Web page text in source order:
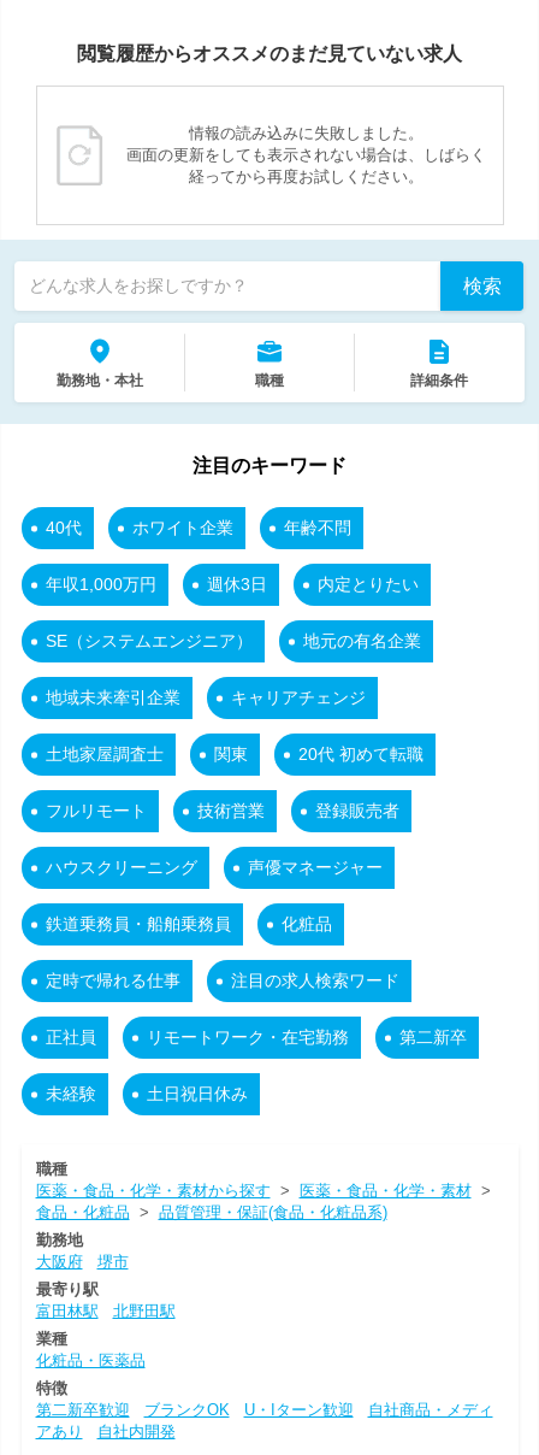
閲覧履歴からオススメのまだ見ていない求人
情報の読み込みに失敗しました。
画面の更新をしても表示されない場合は、しばらく
経ってから再度お試しください。
どんな求人をお探しですか？ 検索
勤務地・本社 職種 詳細条件
注目のキーワード
40代 ホワイト企業 年齢不問
年収1,000万円 週休3日 内定とりたい
SE（システムエンジニア） 地元の有名企業
地域未来牽引企業 キャリアチェンジ
土地家屋調査士 関東 20代 初めて転職
フルリモート 技術営業 登録販売者
ハウスクリーニング 声優マネージャー
鉄道乗務員・船舶乗務員 化粧品
定時で帰れる仕事 注目の求人検索ワード
正社員 リモートワーク・在宅勤務 第二新卒
未経験 土日祝日休み
職種
医薬・食品・化学・素材から探す > 医薬・食品・化学・素材>
食品・化粧品 > 品質管理・保証(食品・化粧品系)
勤務地
大阪府
堺市
最寄り駅
富田林駅
北野田駅
業種
化粧品・医薬品
特徴
第二新卒歓迎
ブランクOK U・Iターン歓迎
自社商品・メディ
アあり
自社内開発